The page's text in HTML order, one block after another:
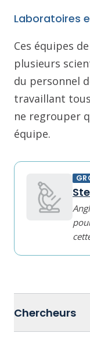
Laboratoires
Ces équipes
plusieurs
du personnel
travaillant
ne regrouper
équipe.
Chercheurs